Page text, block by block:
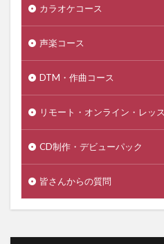
カラオケコース
声楽コース
DTM・作曲コース
リモート・オンライン・レッ
CD制作・デビューパック
皆さんからの質問